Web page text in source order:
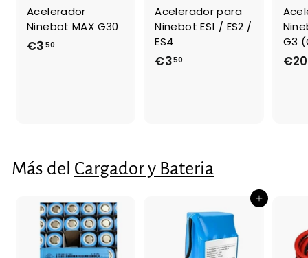
Acelerador
Ninebot MAX G30
€3 50
Acelerador para
Ninebot ES1 / ES2 /
ES4
€350
G3
€20
Más del Cargador y Bateria
Agregar al carrito